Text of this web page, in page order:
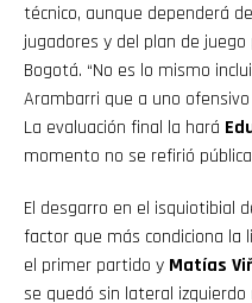
técnico, aunque dependerá
jugadores y del plan de
Bogotá. “No es lo mismo
Arambarri que a uno
La evaluación final la hará
momento no se refirió
El desgarro en el isquiotibial
factor que más condiciona la
el primer partido y Matías
se quedó sin lateral